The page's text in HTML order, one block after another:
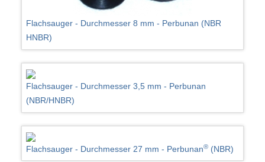
Flachsauger - Durchmesser 8 mm - Perbunan (NBR
HNBR)
Flachsauger - Durchmesser 3,5 mm - Perbunan
(NBR/HNBR)
Flachsauger - Durchmesser 27 mm - Perbunan® (NBR)